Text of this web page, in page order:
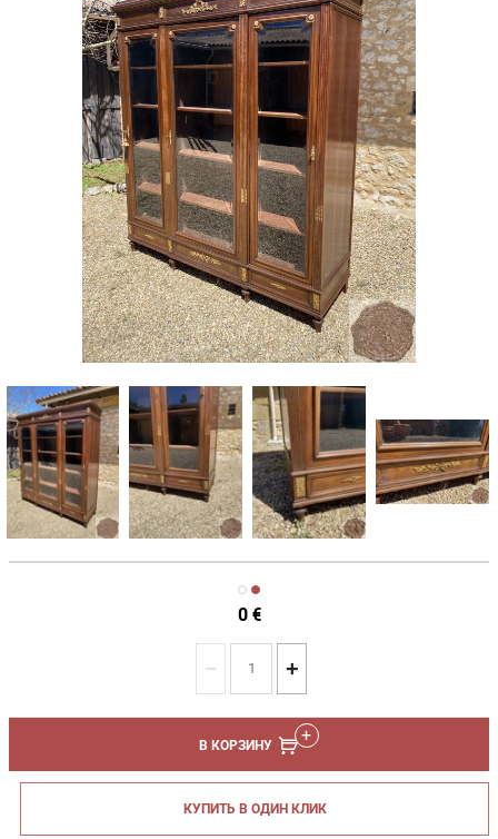
0€
− +
В КОРЗИНУ
КУПИТЬ В ОДИН КЛИК